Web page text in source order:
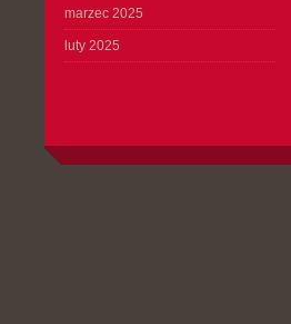
marzec 2025
luty 2025